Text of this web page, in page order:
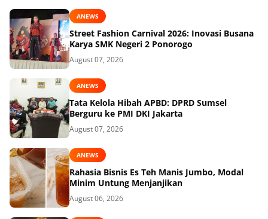
ANEWS
Street Fashion Carnival 2026: Inovasi Busana
Karya SMK Negeri 2 Ponorogo
August 07, 2026
ANEWS
Tata Kelola Hibah APBD: DPRD Sumsel
Berguru ke PMI DKI Jakarta
August 07, 2026
ANEWS
Rahasia Bisnis Es Teh Manis Jumbo, Modal
Minim Untung Menjanjikan
August 06, 2026